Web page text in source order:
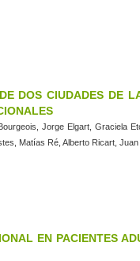
DOS CIUDADES DE
Jorge Elgart, Graciela
Matías Ré, Alberto Ricart,
EN PACIENTES